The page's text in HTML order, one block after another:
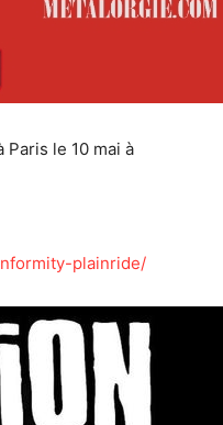
Paris le 10 mai à
plainride/